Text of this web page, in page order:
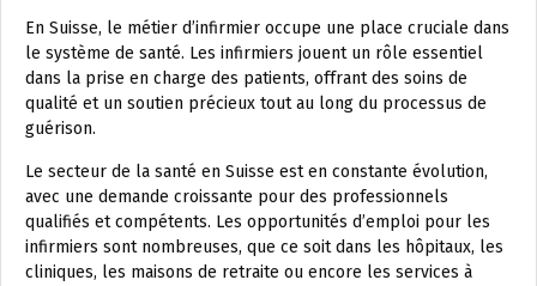
En Suisse, le métier d’infirmier occupe une place cruciale dans
le système de santé. Les infirmiers jouent un rôle essentiel
dans la prise en charge des patients, offrant des soins de
qualité et un soutien précieux tout au long du processus de
guérison.
Le secteur de la santé en Suisse est en constante évolution,
avec une demande croissante pour des professionnels
qualifiés et compétents. Les opportunités d’emploi pour les
infirmiers sont nombreuses, que ce soit dans les hôpitaux, les
cliniques, les maisons de retraite ou encore les services à